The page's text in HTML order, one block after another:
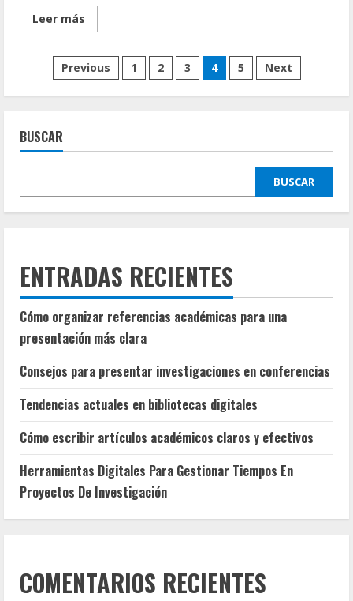
Leer más
more
de
ética
SBPR
en
bibliotecología
Paginación
de
entradas
Previous 1 2 3 4 5 Next
BUSCAR
BUSCAR
ENTRADAS RECIENTES
Cómo organizar referencias académicas para una
presentación más clara
Consejos para presentar investigaciones en conferencias
Tendencias actuales en bibliotecas digitales
Cómo escribir artículos académicos claros y efectivos
Herramientas Digitales Para Gestionar Tiempos En
Proyectos De Investigación
COMENTARIOS RECIENTES